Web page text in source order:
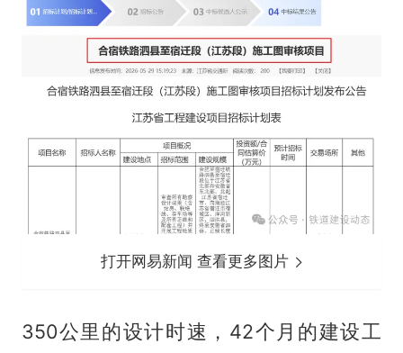
打开网易新闻 查看更多图片
350公里的设计时速，42个月的建设工